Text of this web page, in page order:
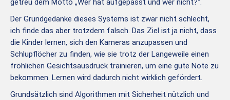
getreu dem Motto „Wer hat aufgepasst und wer nicht?“.
Der Grundgedanke dieses Systems ist zwar nicht schlecht,
ich finde das aber trotzdem falsch. Das Ziel ist ja nicht, dass
die Kinder lernen, sich den Kameras anzupassen und
Schlupflöcher zu finden, wie sie trotz der Langeweile einen
fröhlichen Gesichtsausdruck trainieren, um eine gute Note zu
bekommen. Lernen wird dadurch nicht wirklich gefördert.
Grundsätzlich sind Algorithmen mit Sicherheit nützlich und